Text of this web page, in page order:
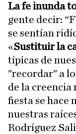
La fe inunda
gente decir:
se sentían
«Sustituir la
típicas de
"recordar" a
de la creencia
fiesta se hace
nuestras
Rodríguez